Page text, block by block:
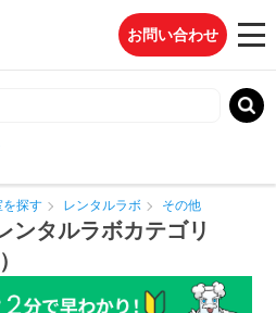
お問い合わせ
を探す レンタルラボ その他
ンタルラボカテゴリ